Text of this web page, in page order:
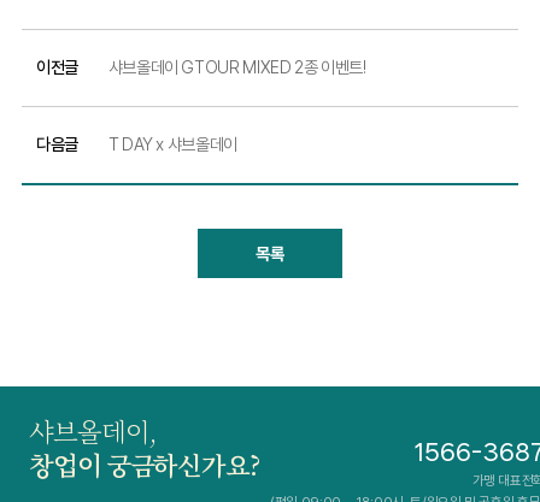
이전글 샤브올데이 GTOUR MIXED 2종 이벤트!
다음글 T DAY x 샤브올데이
목록
샤브올데이,
창업이 궁금하신가요?
1566-
가맹 대표전